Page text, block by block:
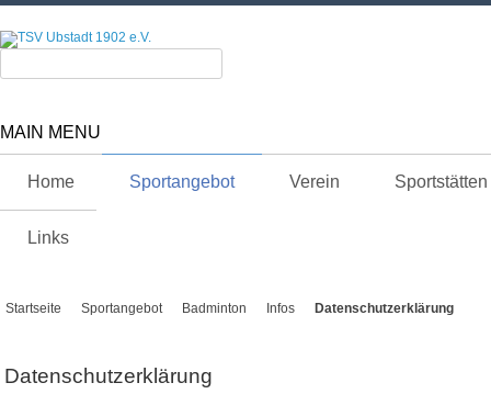
MAIN MENU
Home Sportangebot Verein Sportstätten
Links
Startseite Sportangebot Badminton Infos Datenschutzerklärung
Datenschutzerklärung